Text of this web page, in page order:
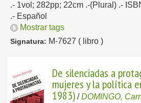
.- 1vol; 282pp; 22cm .-(Plural) .-
.- Español
Mostrar tags
Signatura: M-7627 ( libro )
De silenciadas a
mujeres y la política
1983) /DOMINGO,